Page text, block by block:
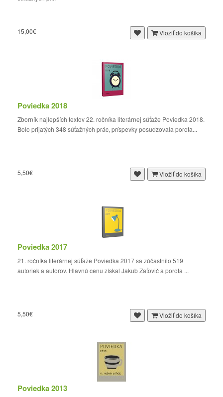
15,00€ Vložiť do košíka
Poviedka 2018
Zborník najlepších textov 22. ročníka literárnej súťaže Poviedka 2018.
Bolo prijatých 348 súťažných prác, príspevky posudzovala porota...
5,50€ Vložiť do košíka
Poviedka 2017
21. ročníka literárnej súťaže Poviedka 2017 sa zúčastnilo 519
autoriek a autorov. Hlavnú cenu získal Jakub Zaťovič a porota ...
5,50€ Vložiť do košíka
Poviedka 2013